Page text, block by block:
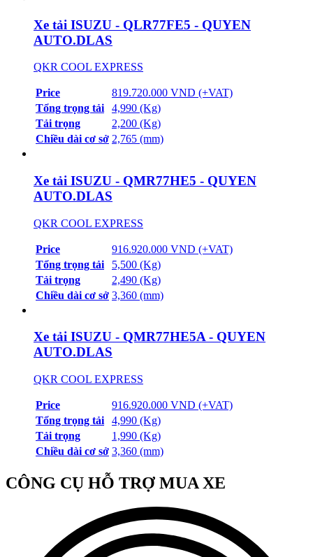
Xe tải ISUZU - QLR77FE5 - QUYEN
AUTO.DLAS
QKR COOL EXPRESS
Price
819.720.000 VND (+VAT)
Tổng trọng tải
4,990 (Kg)
Tải trọng
2,200 (Kg)
Chiều dài cơ sở 2,765 (mm)
Xe tải ISUZU - QMR77HE5 - QUYEN
AUTO.DLAS
QKR COOL EXPRESS
Price
916.920.000 VND (+VAT)
Tổng trọng tải
5,500 (Kg)
Tải trọng
2,490 (Kg)
Chiều dài cơ sở 3,360 (mm)
Xe tải ISUZU - QMR77HE5A - QUYEN
AUTO.DLAS
QKR COOL EXPRESS
Price
916.920.000 VND (+VAT)
Tổng trọng tải
4,990 (Kg)
Tải trọng
1,990 (Kg)
Chiều dài cơ sở 3,360 (mm)
CÔNG CỤ HỖ TRỢ MUA XE